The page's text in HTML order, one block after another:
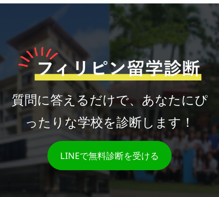
質問に答えるだけで、あなたにぴ
ったりな学校を診断します！
LINEで無料診断を受ける